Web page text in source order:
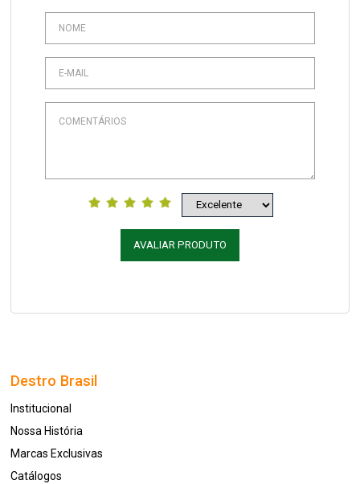
AVALIAR PRODUTO
Destro Brasil
Institucional
Nossa História
Marcas Exclusivas
Catálogos